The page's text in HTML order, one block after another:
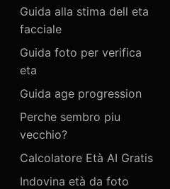
Guida alla stima dell eta
facciale
Guida foto per verifica
eta
Guida age progression
Perche sembro piu
vecchio?
Calcolatore Età AI Gratis
Indovina età da foto